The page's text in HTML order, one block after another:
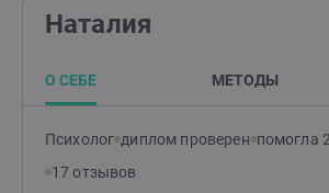
Наталия
О СЕБЕ МЕТОДЫ
Психолог диплом проверен помогла
17 отзывов